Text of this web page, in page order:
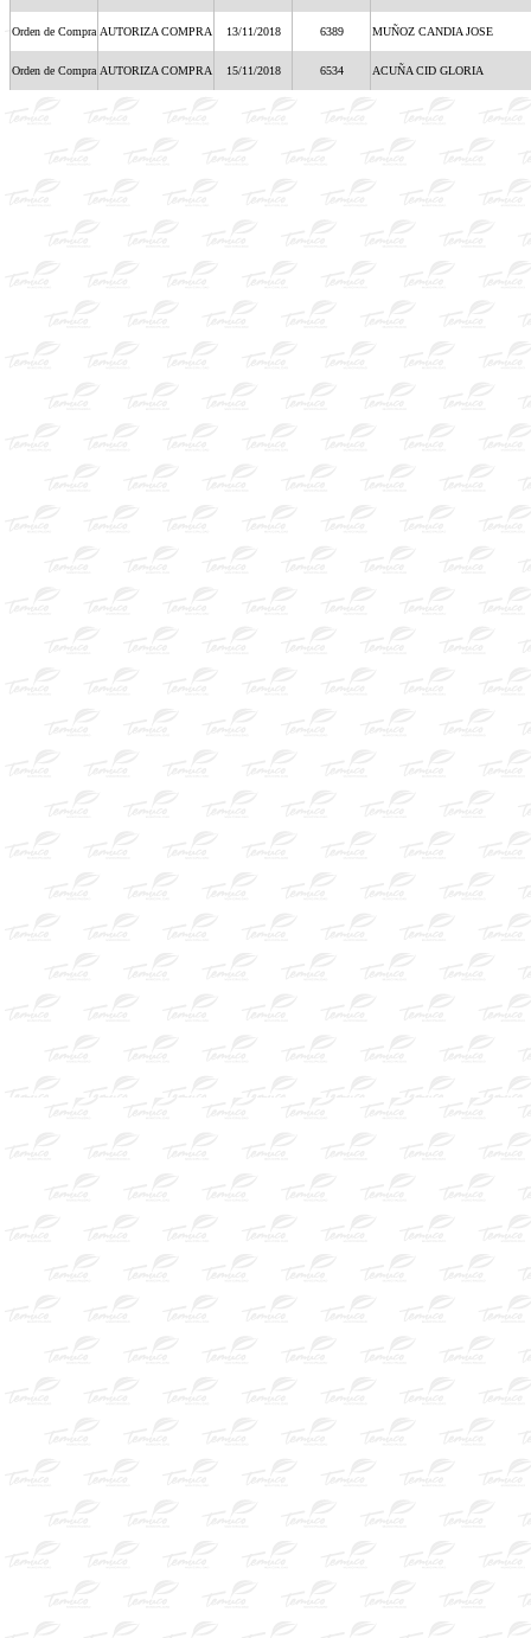
Orden de Compra AUTORIZA COMPRA 13/11/2018 6389 MUÑOZ CANDIA JOSE
Orden de Compra AUTORIZA COMPRA 15/11/2018 6534 ACUÑA CID GLORIA